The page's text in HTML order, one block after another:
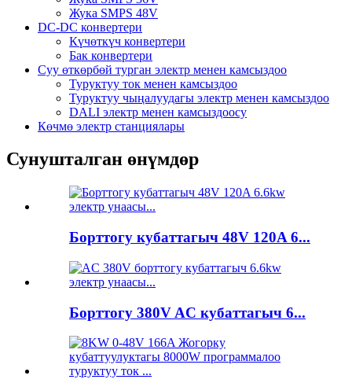
Жука SMPS 48V
DC-DC конвертери
Күчөткүч конвертери
Бак конвертери
Суу өткөрбөй турган электр менен камсыздоо
Туруктуу ток менен камсыздоо
Туруктуу чыңалуудагы электр менен камсыздоо
DALI электр менен камсыздоосу
Көчмө электр станциялары
Сунушталган өнүмдөр
Борттогу кубаттагыч 48V 120A 6...
Борттогу 380V AC кубаттагыч 6...